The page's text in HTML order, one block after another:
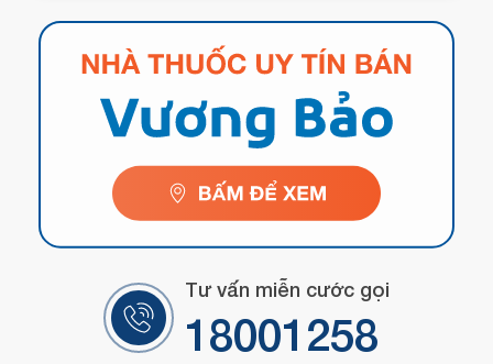
Tư vấn miễn cước gọi
18001258